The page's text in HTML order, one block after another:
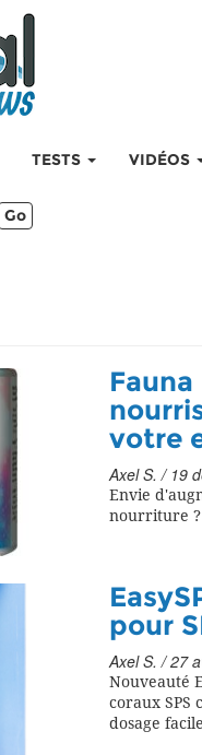
TESTS VIDÉOS
Go
votre
Axel S. / 19
Envie
nourriture ?
pour
Axel S. / 27
Nouveauté
coraux SPS
dosage